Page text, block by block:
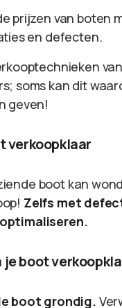
prijzen van boten
en defecten.
soms kan dit
geven!
verkoopklaar
boot kan
Zelfs met
je boot
boot grondig.